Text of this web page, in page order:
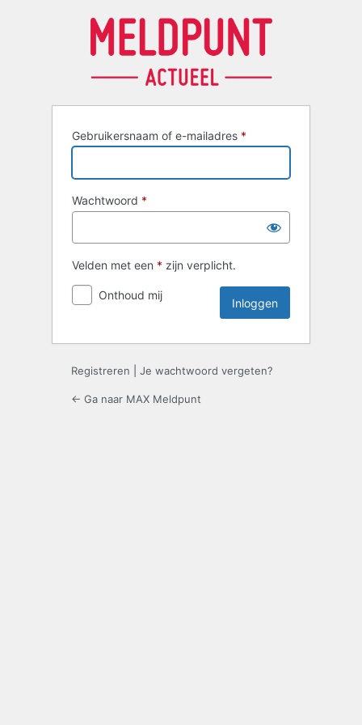
Gebruikersnaam of e-mailadres *
Wachtwoord *
Velden met een * zijn verplicht.
Onthoud mij
Registreren Je wachtwoord vergeten?
← Ga naar MAX Meldpunt